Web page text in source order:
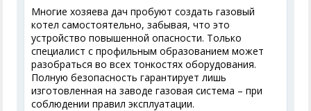
Многие хозяева дач пробуют создать газовый
котел самостоятельно, забывая, что это
устройство повышенной опасности. Только
специалист с профильным образованием может
разобраться во всех тонкостях оборудования.
Полную безопасность гарантирует лишь
изготовленная на заводе газовая система – при
соблюдении правил эксплуатации.